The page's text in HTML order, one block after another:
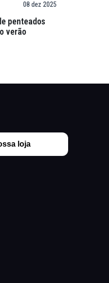
08 dez 2025
penteados
verão
loja